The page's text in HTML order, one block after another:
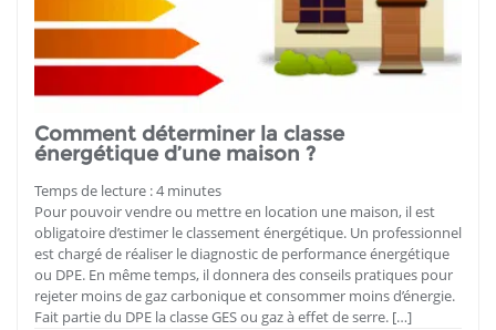
Comment déterminer la classe
énergétique d’une maison ?
Temps de lecture :4 minutes
Pour pouvoir vendre ou mettre en location une maison, il est
obligatoire d’estimer le classement énergétique. Un professionnel
est chargé de réaliser le diagnostic de performance énergétique
ou DPE. En même temps, il donnera des conseils pratiques pour
rejeter moins de gaz carbonique et consommer moins d’énergie.
Fait partie du DPE la classe GES ou gaz à effet de serre. […]